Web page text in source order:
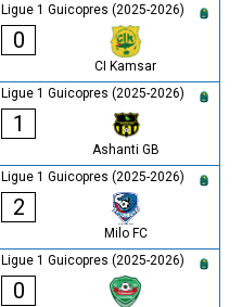
Ligue 1 Guicopres (2025-2026)
0
CI Kamsar
Ligue 1 Guicopres (2025-2026)
1
Ashanti GB
Ligue 1 Guicopres (2025-2026)
2
Milo FC
Ligue 1 Guicopres (2025-2026)
0